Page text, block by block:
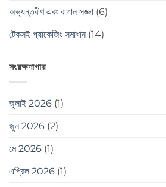
অভ্যন্তরীণ এবং বাগান সজ্জা (6)
টেকসই প্যাকেজিং সমাধান (14)
সংরক্ষণাগার
জুলাই 2026 (1)
জুন 2026 (2)
মে 2026 (1)
এপ্রিল 2026 (1)